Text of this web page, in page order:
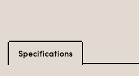
Specifications